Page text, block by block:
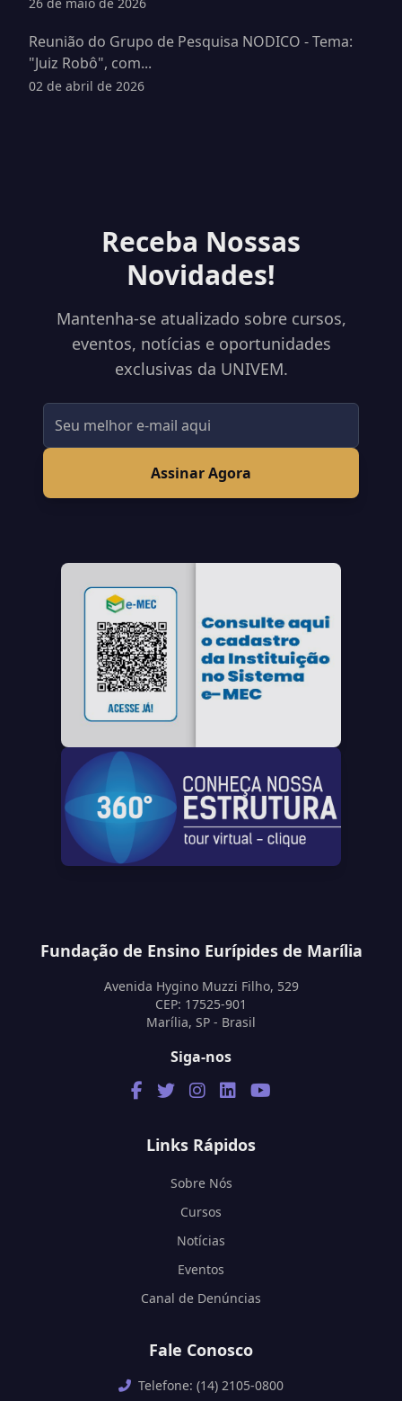
Reunião do Grupo de Pesquisa NODICO - Tema:
"Juiz Robô", com...
02 de abril de 2026
Receba Nossas
Novidades!
Mantenha-se atualizado sobre cursos,
eventos, notícias e oportunidades
exclusivas da UNIVEM.
Assinar Agora
Fundação de Ensino Eurípides de Marília
Avenida Hygino Muzzi Filho, 529
CEP: 17525-901
Marília, SP - Brasil
Siga-nos
Links Rápidos
Sobre Nós
Cursos
Notícias
Eventos
Canal de Denúncias
Fale Conosco
Telefone: (14) 2105-0800